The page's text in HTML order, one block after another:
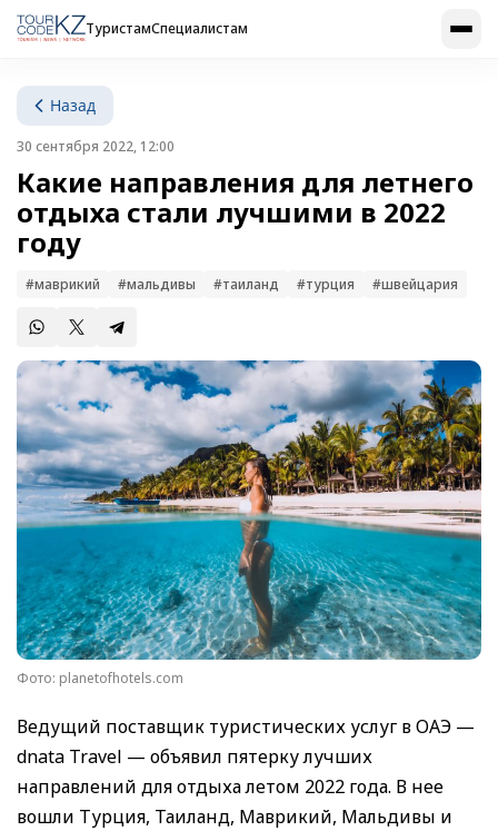
ТуристамСпециалистам
Назад
30 сентября 2022, 12:00
Какие направления для летнего
отдыха стали лучшими в 2022
году
#маврикий #мальдивы #таиланд #турция #швейцария
Фото: planetofhotels.com
Ведущий поставщик туристических услуг в ОАЭ —
dnata Travel — объявил пятерку лучших
направлений для отдыха летом 2022 года. В нее
вошли Турция, Таиланд, Маврикий, Мальдивы и